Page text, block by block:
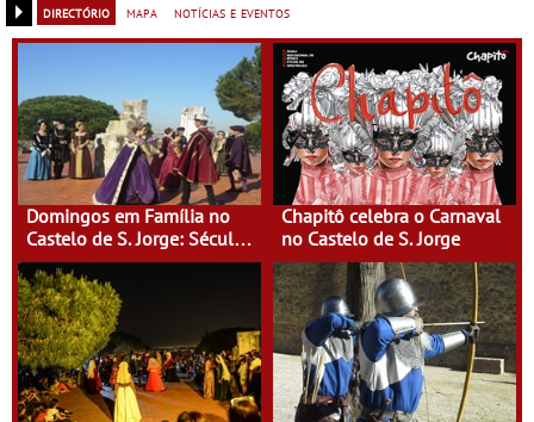
directório
mapa notícias e eventos
Domingos em Família no
Castelo de S. Jorge: Século
XVI - Tempo de Mulheres -
Mulheres do Seu tempo
Chapitô celebra o Carnaval
no Castelo de S. Jorge